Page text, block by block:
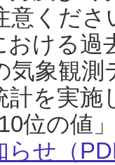
意くだ
おける過
気象観
計を実
位の値
らせ（